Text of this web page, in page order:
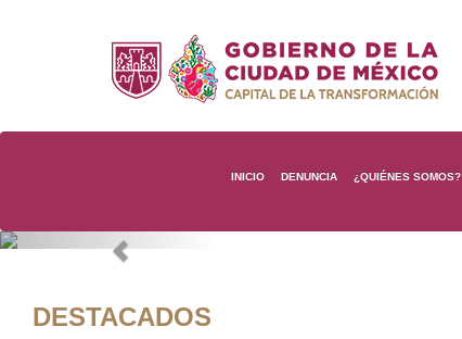
INICIO DENUNCIA ¿QUIÉNES SOMOS?
Previous
DESTACADOS